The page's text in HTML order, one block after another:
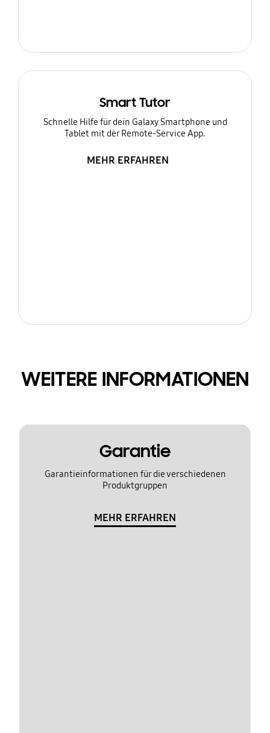
Smart Tutor
Schnelle Hilfe für dein Galaxy Smartphone und
Tablet mit der Remote-Service App.
MEHR ERFAHREN
WEITERE INFORMATIONEN
Garantie
Garantieinformationen für die verschiedenen
Produktgruppen
MEHR ERFAHREN